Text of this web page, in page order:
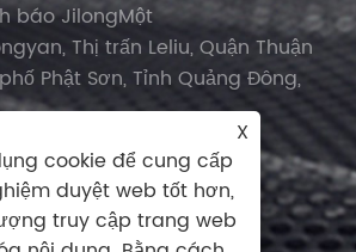
báo JilongMột
Thị trấn Leliu, Quận Thuận
Phật Sơn, Tỉnh Quảng Đông,
X
cookie để cung cấp
duyệt web tốt hơn,
truy cập trang web